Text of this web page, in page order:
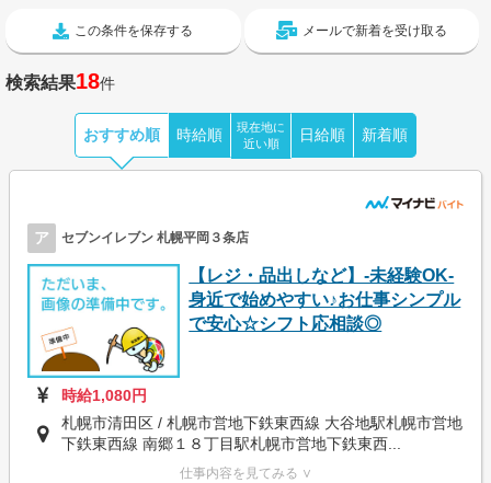
この条件を保存する メールで新着を受け取る
検索結果18件
おすすめ順 時給順
現在地に
近い順
日給順 新着順
ア セブンイレブン 札幌平岡３条店
【レジ・品出しなど】-未経験OK-
身近で始めやすい♪お仕事シンプル
で安心☆シフト応相談◎
時給1,080円
札幌市清田区 / 札幌市営地下鉄東西線 大谷地駅札幌市営地
下鉄東西線 南郷１８丁目駅札幌市営地下鉄東西...
仕事内容を見てみる ∨